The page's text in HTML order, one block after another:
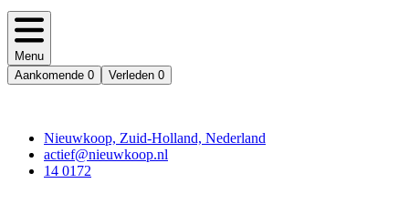
Menu
Aankomende 0 Verleden 0
Nieuwkoop, Zuid-Holland, Nederland
actief@nieuwkoop.nl
14 0172